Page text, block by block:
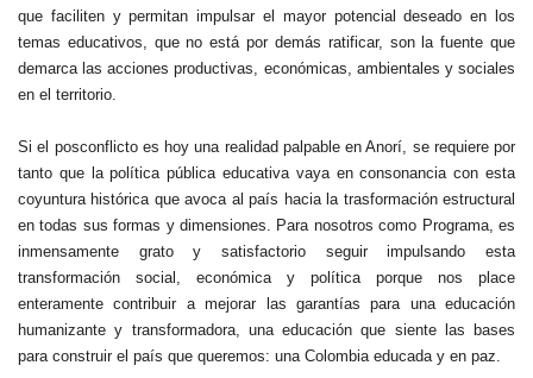
que faciliten y permitan impulsar el mayor potencial deseado en los
temas educativos, que no está por demás ratificar, son la fuente que
demarca las acciones productivas, económicas, ambientales y sociales
en el territorio.
Si el posconflicto es hoy una realidad palpable en Anorí, se requiere por
tanto que la política pública educativa vaya en consonancia con esta
coyuntura histórica que avoca al país hacia la trasformación estructural
en todas sus formas y dimensiones. Para nosotros como Programa, es
inmensamente grato y satisfactorio seguir impulsando esta
transformación social, económica y política porque nos place
enteramente contribuir a mejorar las garantías para una educación
humanizante y transformadora, una educación que siente las bases
para construir el país que queremos: una Colombia educada y en paz.